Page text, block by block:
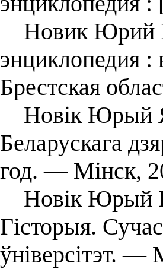
Новик Юрий
энциклопедия
Брестская
Новік Юрый
Беларускага
год. — Мінск,
Новік Юрый
Гісторыя.
ўніверсітэт.